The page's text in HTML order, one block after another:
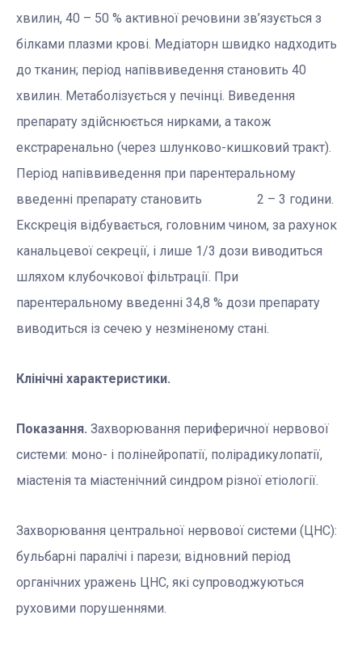
хвилин, 40 – 50 % активної речовини зв’язується з
білками плазми крові. Медіаторн швидко надходить
до тканин; період напіввиведення становить 40
хвилин. Метаболізується у печінці. Виведення
препарату здійснюється нирками, а також
екстраренально (через шлунково-кишковий тракт).
Період напіввиведення при парентеральному
введенні препарату становить 2 – 3 години.
Екскреція відбувається, головним чином, за рахунок
канальцевої секреції, і лише 1/3 дози виводиться
шляхом клубочкової фільтрації. При
парентеральному введенні 34,8 % дози препарату
виводиться із сечею у незміненому стані.
Клінічні характеристики.
Показання. Захворювання периферичної нервової
системи: моно- і полінейропатії, полірадикулопатії,
міастенія та міастенічний синдром різної етіології.
Захворювання центральної нервової системи (ЦНС):
бульбарні паралічі і парези; відновний період
органічних уражень ЦНС, які супроводжуються
руховими порушеннями.